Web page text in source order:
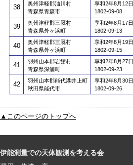
38
奥州津軽郡油川村
青森県青森市
享和2年8月12日
1802-09-08
39
奥州津軽郡三厩村
青森県外ヶ浜町
享和2年8月17日
1802-09-13
40
奥州津軽郡三厩村
青森県外ヶ浜町
享和2年8月19日
1802-09-15
41
羽州山本郡岩館村
青森県深浦町
享和2年8月27日
1802-09-23
42
羽州山本郡能代港井上町
秋田県能代市
享和2年8月30日
1802-09-26
▲このページのトップへ
伊能測量での天体観測を考える会